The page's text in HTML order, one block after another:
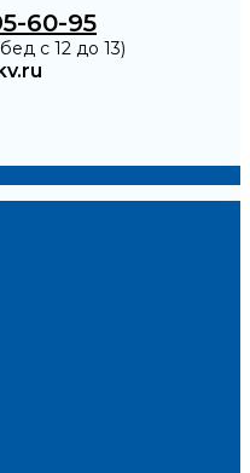
60-95
с 12 до 13)